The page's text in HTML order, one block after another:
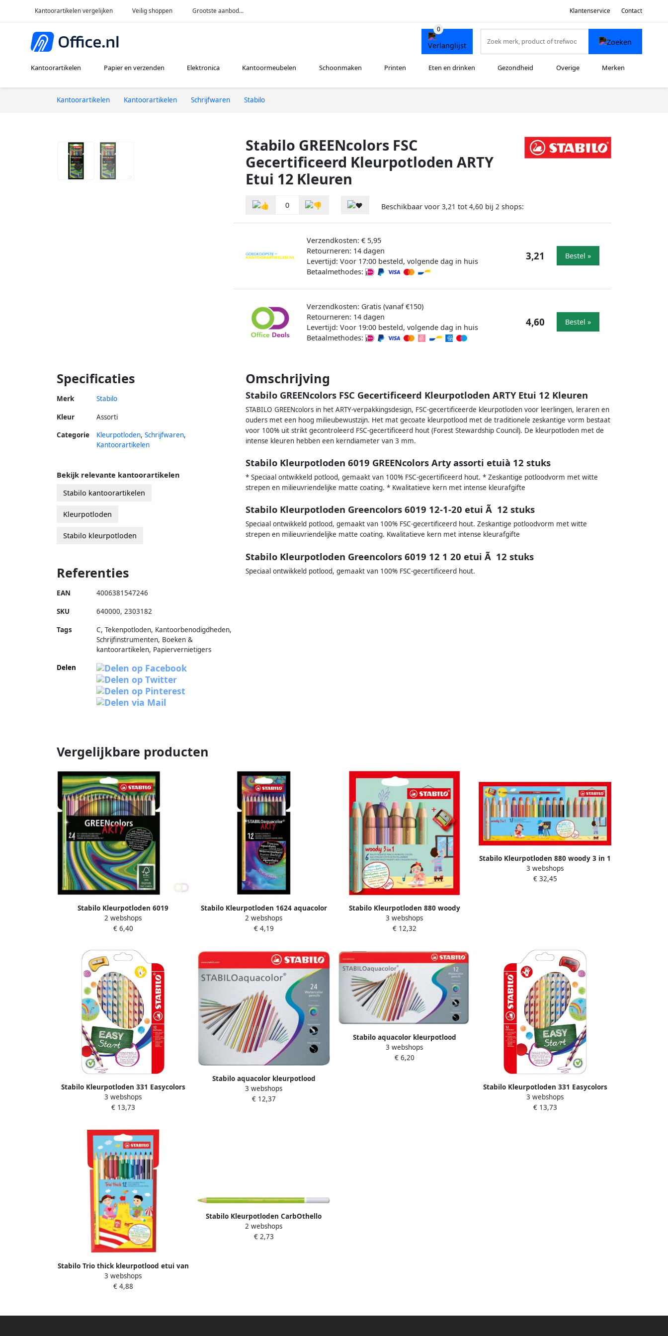
Kantoorartikelen vergelijken Veilig shoppen Grootste aanbod... Klantenservice Contact
Kantoorartikelen Papier en verzenden Elektronica Kantoormeubelen Schoonmaken Printen Eten en drinken Gezondheid Overige Merken
Kantoorartikelen Kantoorartikelen Schrijfwaren Stabilo
Stabilo GREENcolors FSC
Gecertificeerd Kleurpotloden ARTY
Etui 12 Kleuren
0 Beschikbaar voor 3,21 tot 4,60 bij 2 shops:
Verzendkosten: € 5,95
Retourneren: 14 dagen
Levertijd: Voor 17:00 besteld, volgende dag in huis
Betaalmethodes:
3,21 Bestel »
Verzendkosten: Gratis (vanaf €150)
Retourneren: 14 dagen
Levertijd: Voor 19:00 besteld, volgende dag in huis
Betaalmethodes:
4,60 Bestel »
Specificaties
Merk Stabilo
Kleur
Assorti
Categorie
Kleurpotloden, Schrijfwaren,
Kantoorartikelen
Omschrijving
Stabilo GREENcolors FSC Gecertificeerd Kleurpotloden ARTY Etui 12 Kleuren
STABILO GREENcolors in het ARTY-verpakkingsdesign, FSC-gecertificeerde kleurpotloden voor leerlingen, leraren en
ouders met een hoog milieubewustzijn. Het mat gecoate kleurpotlood met de traditionele zeskantige vorm bestaat
voor 100% uit strikt gecontroleerd FSC-gecertificeerd hout (Forest Stewardship Council). De kleurpotloden met de
intense kleuren hebben een kerndiameter van 3 mm.
Stabilo Kleurpotloden 6019 GREENcolors Arty assorti etuià 12 stuks
* Speciaal ontwikkeld potlood, gemaakt van 100% FSC-gecertificeerd hout. * Zeskantige potloodvorm met witte
strepen en milieuvriendelijke matte coating. * Kwalitatieve kern met intense kleurafgifte
Stabilo Kleurpotloden Greencolors 6019 12-1-20 etui Ã 12 stuks
Speciaal ontwikkeld potlood, gemaakt van 100% FSC-gecertificeerd hout. Zeskantige potloodvorm met witte
strepen en milieuvriendelijke matte coating. Kwalitatieve kern met intense kleurafgifte
Stabilo Kleurpotloden Greencolors 6019 12 1 20 etui Ã 12 stuks
Speciaal ontwikkeld potlood, gemaakt van 100% FSC-gecertificeerd hout.
Bekijk relevante kantoorartikelen
Stabilo kantoorartikelen
Kleurpotloden
Stabilo kleurpotloden
Referenties
EAN 4006381547246
SKU 640000, 2303182
Tags
C, Tekenpotloden, Kantoorbenodigdheden,
Schrijfinstrumenten, Boeken &
kantoorartikelen, Papiervernietigers
Delen
Vergelijkbare producten
Stabilo Kleurpotloden 6019
GREENcolors Arty assorti etui Ã 24
stuks
2 webshops
€ 6,40
Stabilo Kleurpotloden 1624 aquacolor
Arty assorti etui Ã 12 stuks
2 webshops
€ 4,19
Stabilo Kleurpotloden 880 woody
inclusief puntenslijper pastel assorti
etui Ã 6 stuks
3 webshops
€ 12,32
Stabilo Kleurpotloden 880 woody 3 in 1
incl puntenslijper en penseel assorti
etui Ã 18 stuks
3 webshops
€ 32,45
Stabilo Kleurpotloden 331 Easycolors
linkshandig inclusief puntenslijper
assorti etui Ã 12 stuks
3 webshops
€ 13,73
Stabilo aquacolor kleurpotlood
metalen doos van 24 stuks in
geassorteerde kleuren
3 webshops
€ 12,37
Stabilo aquacolor kleurpotlood
metalen doos van 12 stuks in
geassorteerde kleuren
3 webshops
€ 6,20
Stabilo Kleurpotloden 331 Easycolors
rechtshandig inclusief puntenslijper
assorti etui Ã 12 stuks
3 webshops
€ 13,73
Stabilo Trio thick kleurpotlood etui van
12 stuks in geassorteerde kleuren
3 webshops
€ 4,88
Stabilo Kleurpotloden CarbOthello
kalkpastel middenloofgroen
2 webshops
€ 2,73